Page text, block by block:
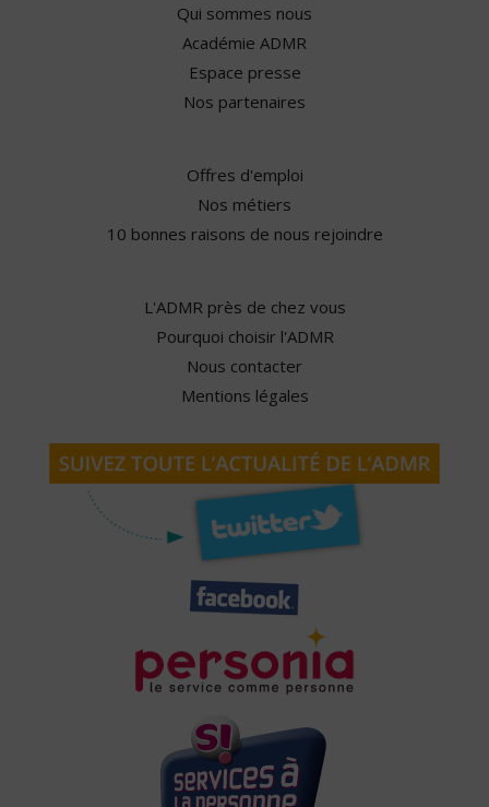
Qui sommes nous
Académie ADMR
Espace presse
Nos partenaires
Offres d'emploi
Nos métiers
10 bonnes raisons de nous rejoindre
L'ADMR près de chez vous
Pourquoi choisir l'ADMR
Nous contacter
Mentions légales